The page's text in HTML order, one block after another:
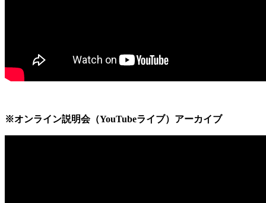
※オンライン説明会（YouTubeライブ）アーカイブ